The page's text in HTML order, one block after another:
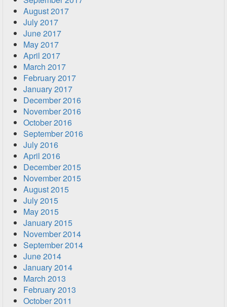
August 2017
July 2017
June 2017
May 2017
April 2017
March 2017
February 2017
January 2017
December 2016
November 2016
October 2016
September 2016
July 2016
April 2016
December 2015
November 2015
August 2015
July 2015
May 2015
January 2015
November 2014
September 2014
June 2014
January 2014
March 2013
February 2013
October 2011